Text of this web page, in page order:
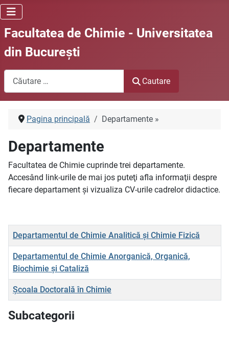
Facultatea de Chimie - Universitatea
din Bucureşti
Cautare
Cautare
Pagina principală Departamente »
Departamente
Facultatea de Chimie cuprinde trei departamente.
Accesând link-urile de mai jos puteţi afla informaţii despre
fiecare departament şi vizualiza CV-urile cadrelor didactice.
Titlu
Departamentul de Chimie Analitică şi Chimie Fizică
Departamentul de Chimie Anorganică, Organică,
Biochimie şi Cataliză
Şcoala Doctorală în Chimie
Subcategorii